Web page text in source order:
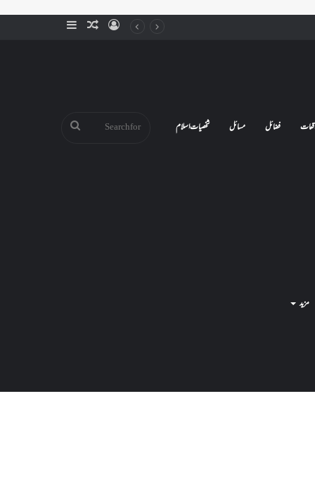
SidebarRandomLog
فضائل مسائل شخصیات اسلام
مزید
Search